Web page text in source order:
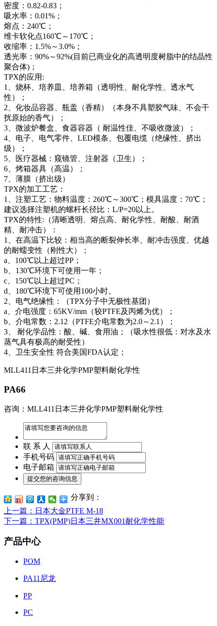
密度：0.82-0.83；
吸水率：0.01%；
熔点：240℃；
维卡软化点160℃～170℃；
收缩率：1.5%～3.0%；
透光率：90%～92%(目前已商业化的高透明度树脂中的结晶性
聚合体)；
TPX的应用:
1、烧杯、培养皿、培养箱（透明性、耐化学性、透水气
性）；
2、化妆品容器、瓶盖（香精）（本身不具塑胶气味、不会干
扰原始的香气）；
3、微波炉餐盒、食器容器（ 耐温性佳、不吸收微波）；
4、电子、电气零件、LED模条、包覆电缆（绝缘性、挤出
级）；
5、医疗器械：窥镜管、注射器（卫生）；
6、烤箱器具（高温）；
7、薄膜（挤出级）
TPX的加工工艺：
1、注塑工艺：物料温度：260℃～300℃；模具温度：70℃；
建议选择注塑机的螺杆长径比：L/P=20以上。
TPX的特性:（清晰透明、熔点高、耐化学性、耐酸、耐酒
精、耐冲击）：
1、在高温下比较：相当高的断裂伸长率、耐冲击强度、优越
的耐蠕变性（刚性大）；
a、100℃以上超过PP；
b、130℃环境下可使用一年；
c、150℃以上超过PC；
d、180℃环境下可使用100小时。
2、电气绝缘性：（TPX分子中无极性基团）
a、介电强度：65KV/mm（较PTFE及丙烯为优）；
b、介电常数：2.12（PTFE介电常数为2.0～2.1）；
3、 耐化学品性：酸、碱、食用油；（吸水性很低：对水及水
蒸气具有极高的耐受性）
4、卫生安全性 符合美国FDA认定；
MLL411日本三井化学PMP塑料耐化学性
PA66
咨询：MLL411日本三井化学PMP塑料耐化学性
联 系 人
手机号码
电子邮箱
分享到：
上一篇 ：日本大金PTFE M-18
下一篇 ：TPX(PMP)日本三井MX001耐化学性能
产品中心
POM
PA11尼龙
PP
PC